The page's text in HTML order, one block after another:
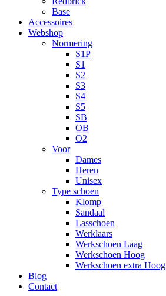
Base
Accessoires
Webshop
Normering
S1P
S1
S2
S3
S4
S5
SB
OB
O2
Voor
Dames
Heren
Unisex
Type schoen
Klomp
Sandaal
Lasschoen
Werklaars
Werkschoen Laag
Werkschoen Hoog
Werkschoen extra Hoog
Blog
Contact